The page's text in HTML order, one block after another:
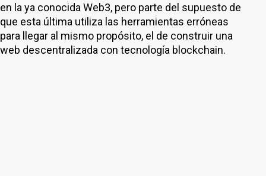
en la ya conocida Web3, pero parte del supuesto de
que esta última utiliza las herramientas erróneas
para llegar al mismo propósito, el de construir una
web descentralizada con tecnología blockchain.